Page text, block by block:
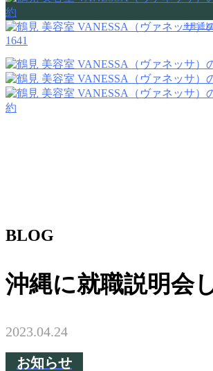
1641
※非通知
BLOG
沖縄に就職説明会
2023.04.24
お知らせ